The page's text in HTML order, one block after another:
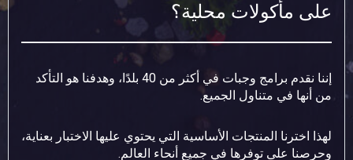
على مأكولات محلية؟
إننا نقدم برامج وجبات في أكثر من 40 بلدًا، وهدفنا هو التأكد
من أنها في متناول الجميع.
لهذا اخترنا المنتجات الأساسية التي يحتوي عليها الاختبار بعناية،
وحرصنا على توفرها في جميع أنحاء العالم.